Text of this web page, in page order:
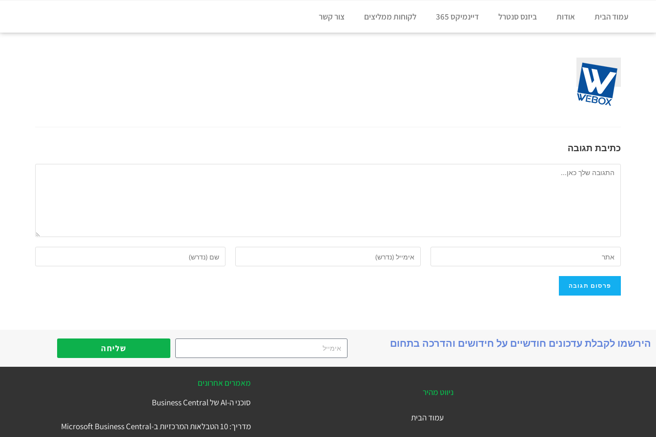
עמוד הבית אודות ביזנס סנטרל דיינמיקס 365 לקוחות ממליצים צור קשר
כתיבת תגובה
הירשמו לקבלת עדכונים חודשיים על חידושים והדרכה בתחום שליחה
ניווט מהיר
עמוד הבית
מאמרים אחרונים
סוכני ה-AI של Business Central
מדריך: 10 הטבלאות המרכזיות ב-Microsoft Business Central